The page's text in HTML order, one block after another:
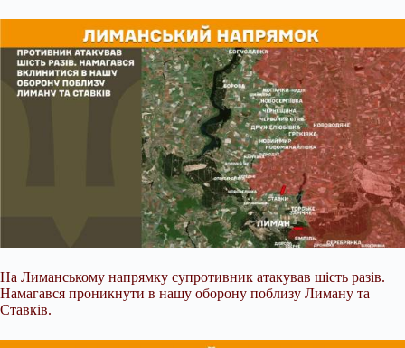
На Лиманському напрямку супротивник атакував шість разів.
Намагався проникнути в нашу оборону поблизу Лиману та
Ставків.